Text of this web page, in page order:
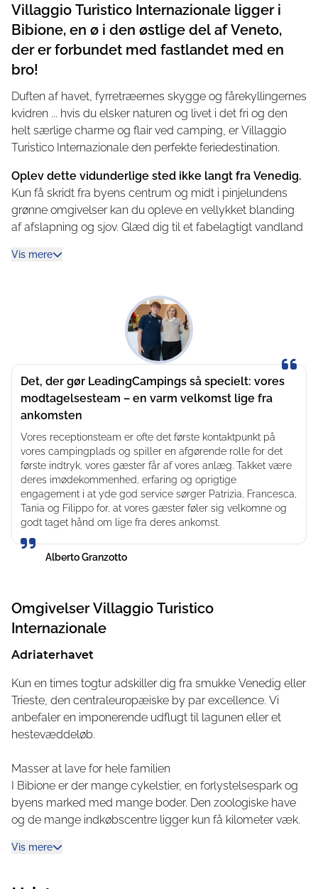
Villaggio Turistico Internazionale ligger i
Bibione, en ø i den østlige del af Veneto,
der er forbundet med fastlandet med en
bro!
Duften af havet, fyrretræernes skygge og fårekyllingernes
kvidren ... hvis du elsker naturen og livet i det fri og den
helt særlige charme og flair ved camping, er Villaggio
Turistico Internazionale den perfekte feriedestination.
Oplev dette vidunderlige sted ikke langt fra Venedig.
Kun få skridt fra byens centrum og midt i pinjelundens
grønne omgivelser kan du opleve en vellykket blanding
af afslapning og sjov. Glæd dig til et fabelagtigt vandland
et spaområde med boblebade.
middelhavskøkkenet og Venetos mange forskellige
smagsoplevelser. Mange af produkterne på buffeten er
hjemmelavede og kommer fra lokale producenter:
Bagværk, desserter og is kommer fra vores egen
produktion. Restaurant Al Villaggio tilbyder glutenfri retter
i overensstemmelse med anbefalingerne fra den
italienske cøliakiforening, uden at gå på kompromis med
selvfølgelig også tilberede dine egne måltider i din
lejlighed; alt, hvad du har brug for, kan findes i det
velassorterede supermarked.
Campingpladsen tilbyder en bred vifte af
indkvarteringsmuligheder.Villaerne er perfekt placeret
mellem det travle liv og den afslappede atmosfære i
fyrretræslunden. Lejlighederne og mobilhomes er ideelle
eller campingvogn finder smukke og komfortable pladser
med græsunderlag og i skyggen af fyrretræerne.
En ferie er først og fremmest lig med sjov og
fitness-, danse- og yogatimer og vandsport. Om aftenen
er der et farverigt underholdningsprogram. Det højt
motiverede og kvalificerede underholdningsteam glæder
sig til at underholde alle gæster med deres gode humør!
Vis mere
Det, der gør LeadingCampings så specielt: vores
modtagelsesteam – en varm velkomst lige fra
ankomsten
Vores receptionsteam er ofte det første kontaktpunkt på
vores campingplads og spiller en afgørende rolle for det
første indtryk, vores gæster får af vores anlæg. Takket være
deres imødekommenhed, erfaring og oprigtige
engagement i at yde god service sørger Patrizia, Francesca,
Tania og Filippo for, at vores gæster føler sig velkomne og
godt taget hånd om lige fra deres ankomst.
Alberto Granzotto
Omgivelser Villaggio Turistico
Internazionale
Adriaterhavet
Kun en times togtur adskiller dig fra smukke Venedig eller
Trieste, den centraleuropæiske by par excellence. Vi
anbefaler en imponerende udflugt til lagunen eller et
hestevæddeløb.
Masser at lave for hele familien
I Bibione er der mange cykelstier, en forlystelsespark og
byens marked med mange boder. Den zoologiske have
og de mange indkøbscentre ligger kun få kilometer væk.
Vis mere